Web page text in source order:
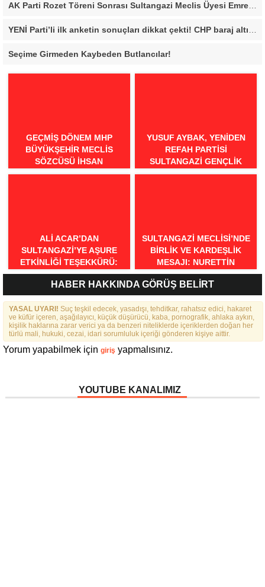
AK Parti Rozet Töreni Sonrası Sultangazi Meclis Üyesi Emrecan Durmuş’tan Sert Mesaj: “Biz Gücümüzü Makamlardan Değil, Halktan Alıyoruz”
Seçime Girmeden Kaybeden Butlancılar!
GEÇMİŞ DÖNEM MHP
BÜYÜKŞEHİR MECLİS
SÖZCÜSÜ İHSAN
BİLGİLİ’DEN BURSA İÇİN
YUSUF AYBAK, YENIDEN
REFAH PARTISI
SULTANGAZI GENÇLIK
KOLLARI BAŞKANI OLDU
ALI ACAR’DAN
SULTANGAZI’YE AŞURE
ETKINLIĞI TEŞEKKÜRÜ:
“BIRLIKTE GÜÇLÜYÜZ,
BIRLIKTE DAHA GÜZELIZ”
SULTANGAZI MECLISI’NDE
BIRLIK VE KARDEŞLIK
MESAJI: NURETTIN
NARIN’DEN RAHMI KOÇ’UN
SÖZLERINE TEPKI
HABER HAKKINDA GÖRÜŞ BELİRT
YASAL UYARI! Suç teşkil edecek, yasadışı, tehditkar, rahatsız edici, hakaret
ve küfür içeren, aşağılayıcı, küçük düşürücü, kaba, pornografik, ahlaka aykırı,
kişilik haklarına zarar verici ya da benzeri niteliklerde içeriklerden doğan her
türlü mali, hukuki, cezai, idari sorumluluk içeriği gönderen kişiye aittir.
Yorum yapabilmek için giriş yapmalısınız.
YOUTUBE KANALIMIZ